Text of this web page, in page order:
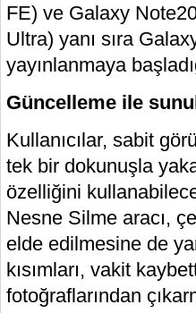
FE) ve Galaxy
Ultra) yanı sıra
yayınlanmaya
Güncelleme ile
Kullanıcılar, sabit
tek bir dokunuşla
özelliğini
Nesne Silme aracı,
elde edilmesine de
kısımları, vakit
fotoğraflarından